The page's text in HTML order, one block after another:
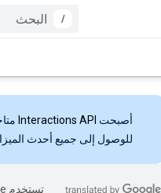
/
أصبحت Interactions API
للوصول إلى جميع أحدث